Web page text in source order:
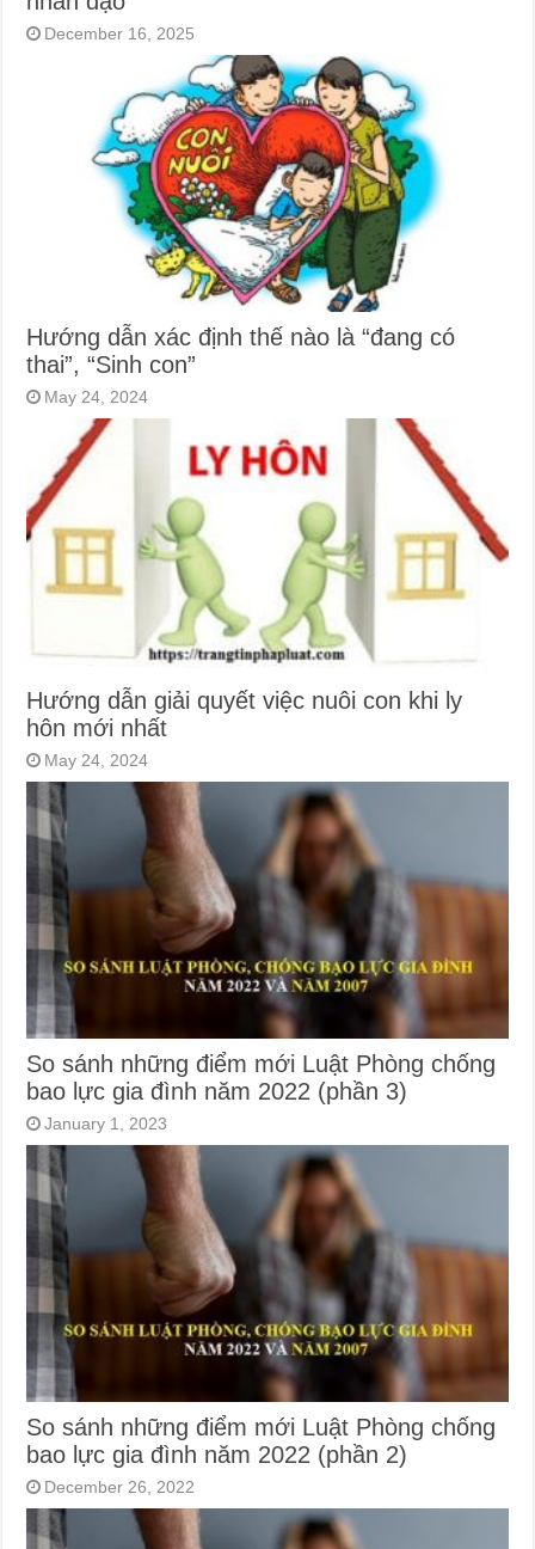
December 16, 2025
Hướng dẫn xác định thế nào là “đang có
thai”, “Sinh con”
May 24, 2024
Hướng dẫn giải quyết việc nuôi con khi ly
hôn mới nhất
May 24, 2024
So sánh những điểm mới Luật Phòng chống
bao lực gia đình năm 2022 (phần 3)
January 1, 2023
So sánh những điểm mới Luật Phòng chống
bao lực gia đình năm 2022 (phần 2)
December 26, 2022